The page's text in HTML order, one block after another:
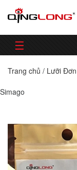
☰
Trang chủ / Lưỡi Đơn
Simago